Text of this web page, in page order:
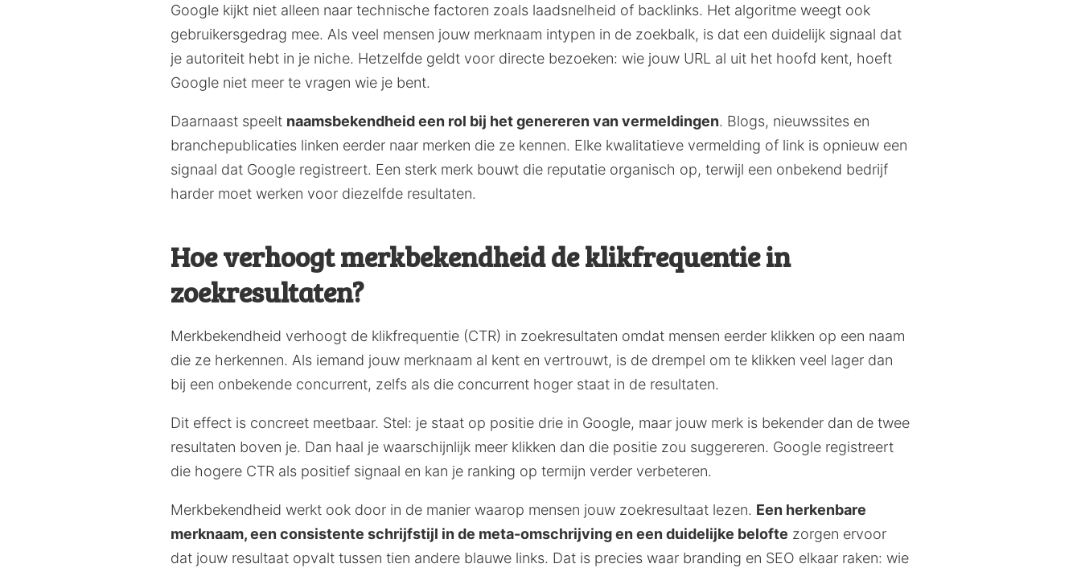
Google kijkt niet alleen naar technische factoren zoals laadsnelheid of backlinks. Het algoritme weegt ook
gebruikersgedrag mee. Als veel mensen jouw merknaam intypen in de zoekbalk, is dat een duidelijk signaal dat
je autoriteit hebt in je niche. Hetzelfde geldt voor directe bezoeken: wie jouw URL al uit het hoofd kent, hoeft
Google niet meer te vragen wie je bent.
Daarnaast speelt naamsbekendheid een rol bij het genereren van vermeldingen. Blogs, nieuwssites en
branchepublicaties linken eerder naar merken die ze kennen. Elke kwalitatieve vermelding of link is opnieuw een
signaal dat Google registreert. Een sterk merk bouwt die reputatie organisch op, terwijl een onbekend bedrijf
harder moet werken voor diezelfde resultaten.
Hoe verhoogt merkbekendheid de klikfrequentie in
zoekresultaten?
Merkbekendheid verhoogt de klikfrequentie (CTR) in zoekresultaten omdat mensen eerder klikken op een naam
die ze herkennen. Als iemand jouw merknaam al kent en vertrouwt, is de drempel om te klikken veel lager dan
bij een onbekende concurrent, zelfs als die concurrent hoger staat in de resultaten.
Dit effect is concreet meetbaar. Stel: je staat op positie drie in Google, maar jouw merk is bekender dan de twee
resultaten boven je. Dan haal je waarschijnlijk meer klikken dan die positie zou suggereren. Google registreert
die hogere CTR als positief signaal en kan je ranking op termijn verder verbeteren.
Merkbekendheid werkt ook door in de manier waarop mensen jouw zoekresultaat lezen. Een herkenbare
merknaam, een consistente schrijfstijl in de meta-omschrijving en een duidelijke belofte zorgen ervoor
dat jouw resultaat opvalt tussen tien andere blauwe links. Dat is precies waar branding en SEO elkaar raken: wie